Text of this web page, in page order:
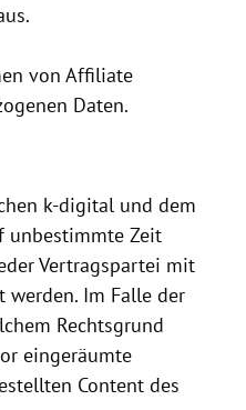
von Affiliate
Daten.
k-digital und dem
unbestimmte Zeit
Vertragspartei mit
Im Falle der
Rechtsgrund
eingeräumte
Content des